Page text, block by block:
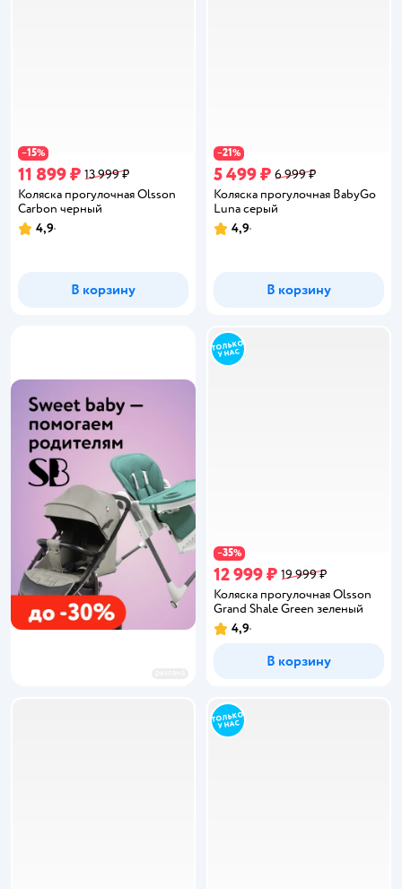
−15%
11 899 ₽ 13 999 ₽
Коляска прогулочная Olsson
Carbon черный
Рейтинг:
4,9
В корзину
−21%
5 499 ₽ 6 999 ₽
Коляска прогулочная BabyGo
Luna серый
Рейтинг:
4,9
В корзину
−35%
12 999 ₽ 19 999 ₽
Коляска прогулочная Olsson
Grand Shale Green зеленый
Рейтинг:
4,9
В корзину